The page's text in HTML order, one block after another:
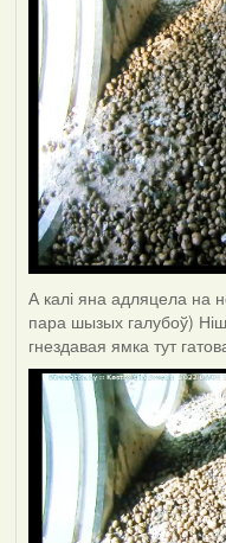
А калі яна адляцела на
пара шызых галубоў)
гнездавая ямка тут